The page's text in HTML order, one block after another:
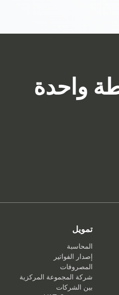
واحدة
تمويل
المحاسبة
إصدار الفواتير
المصروفات
شركة المجموعة المركزية
بين الشركات